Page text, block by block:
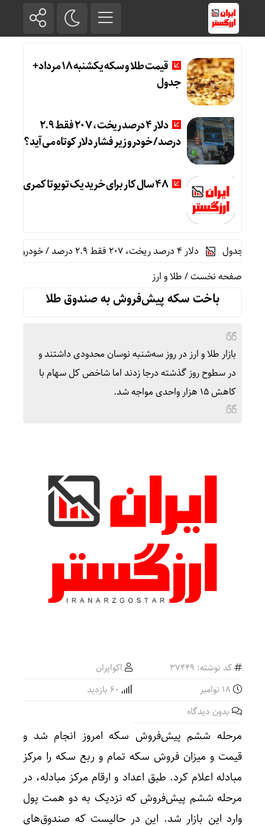
قیمت طلا و سکه یکشنبه 18 مرداد+
جدول
دلار ۴ درصد ریخت، ۲۰۷ فقط ۲.۹
درصد / خودرو زیر فشار دلار کوتاه می‌آید؟
۴۸ سال کار برای خرید یک تویوتا کمری
دلار ۴ درصد ریخت، ۲۰۷ فقط ۲.۹ درصد / خودرو زیر فشار دلار کوتاه می‌آید؟
صفحه نخست/طلا و ارز
باخت سکه پیش‌فروش به صندوق طلا
بازار طلا و ارز در روز سه‌شنبه نوسان محدودی داشتند و
در سطوح روز گذشته درجا زدند اما شاخص کل سهام با
کاهش 15 هزار واحدی مواجه شد.
کد نوشته: 37449
اکوایران
بدون دیدگاه
مرحله ششم پیش‌فروش سکه امروز انجام شد و
قیمت و میزان فروش سکه تمام و ربع سکه را مرکز
مبادله اعلام کرد. طبق اعداد و ارقام مرکز مبادله، در
مرحله ششم پیش‌فروش که نزدیک به دو همت پول
وارد این بازار شد. این در حالیست که صندوق‌های